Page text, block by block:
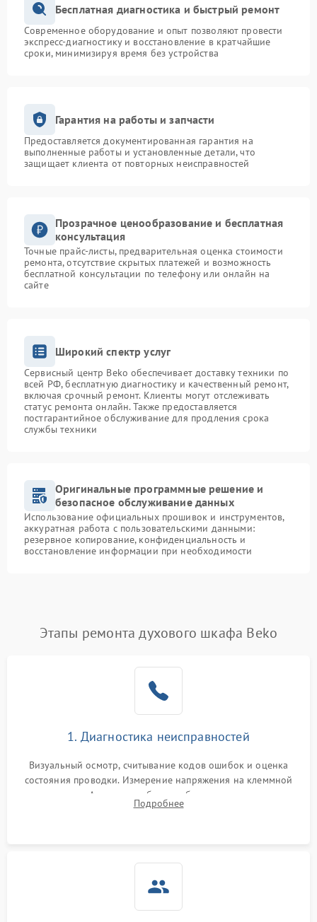
Бесплатная диагностика и быстрый ремонт
Современное оборудование и опыт позволяют провести
экспресс-диагностику и восстановление в кратчайшие
сроки, минимизируя время без устройства
Гарантия на работы и запчасти
Предоставляется документированная гарантия на
выполненные работы и установленные детали, что
защищает клиента от повторных неисправностей
Прозрачное ценообразование и бесплатная
консультация
Точные прайс-листы, предварительная оценка стоимости
ремонта, отсутствие скрытых платежей и возможность
бесплатной консультации по телефону или онлайн на
сайте
Широкий спектр услуг
Сервисный центр Beko обеспечивает доставку техники по
всей РФ, бесплатную диагностику и качественный ремонт,
включая срочный ремонт. Клиенты могут отслеживать
статус ремонта онлайн. Также предоставляется
постгарантийное обслуживание для продления срока
службы техники
Оригинальные программные решение и
безопасное обслуживание данных
Использование официальных прошивок и инструментов,
аккуратная работа с пользовательскими данными:
резервное копирование, конфиденциальность и
восстановление информации при необходимости
Этапы ремонта духового шкафа Beko
1. Диагностика неисправностей
Визуальный осмотр, считывание кодов ошибок и оценка
состояния проводки. Измерение напряжения на клеммной
колодке. Анализ жалоб на проблемы с нагревом,
конвекцией, панелью управления или блокировкой дверцы.
Подробнее